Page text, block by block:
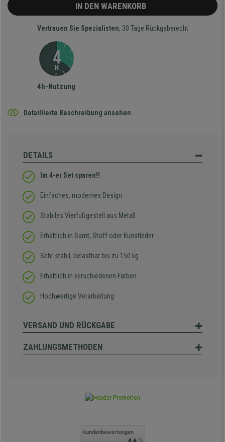
IN DEN WARENKORB
Vertrauen Sie Spezialisten, 30 Tage Rückgaberecht
4h-Nutzung
Detaillierte Beschreibung ansehen
DETAILS
Im 4-er Set sparen!!
Einfaches, modernes Design
Stabiles Vierfußgestell aus Metall
Erhältlich in Samt, Stoff oder Kunstleder
Sehr stabil, belastbar bis zu 150 kg
Erhältlich in verschiedenen Farben
Hochwertige Verarbeitung
VERSAND UND RÜCKGABE
ZAHLUNGSMETHODEN
Kundenbewertungen
4.6/5